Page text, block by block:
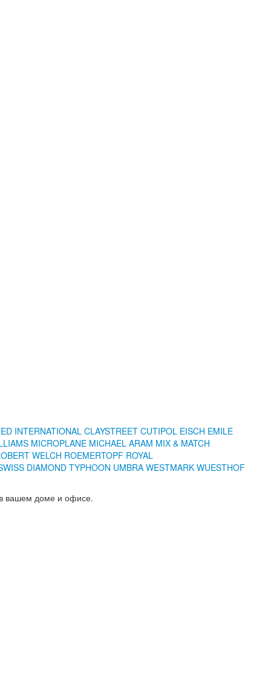
INTERNATIONALCLAYSTREET CUTIPOL EISCH EMILE
MICROPLANE MICHAEL ARAM MIX & MATCH
WELCH ROEMERTOPF ROYAL
DIAMOND TYPHOON UMBRA WESTMARK WUESTHOF
вашем доме и офисе.